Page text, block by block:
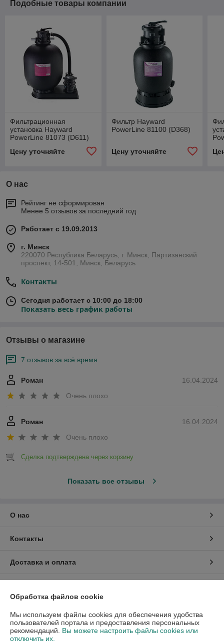
Подобные товары компании
Фильтрационная
установка Hayward
PowerLine 81073 (D611)
Цену уточняйте
Фильтр Hayward
PowerLine 81100 (D368)
Цену уточняйте
О нас
Рейтинг не сформирован
Менее 5 отзывов за последний год
Работает с 19.09.2013
г. Минск
220070 Республика Беларусь, г. Минск, Партизанский
проспект, 14-501, Минск, Беларусь
Контакты
Сегодня работает с 10:00 до 18:00
Показать весь график работы
Отзывы о магазине
7 отзывов за всё время
16.04.2024
Роман
Очень плохо
16.04.2024
Роман
Очень плохо
Сделка подтверждена через корзину
Показать все отзывы
О нас
Контакты
Доставка и оплата
Политика обработки cookies
Обработка файлов cookie
Мы используем файлы cookies для обеспечения удобства
пользователей портала и предоставления персональных
рекомендаций. Вы можете настроить файлы cookies или
отключить их.